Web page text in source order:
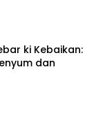
ki Kebaikan:
dan